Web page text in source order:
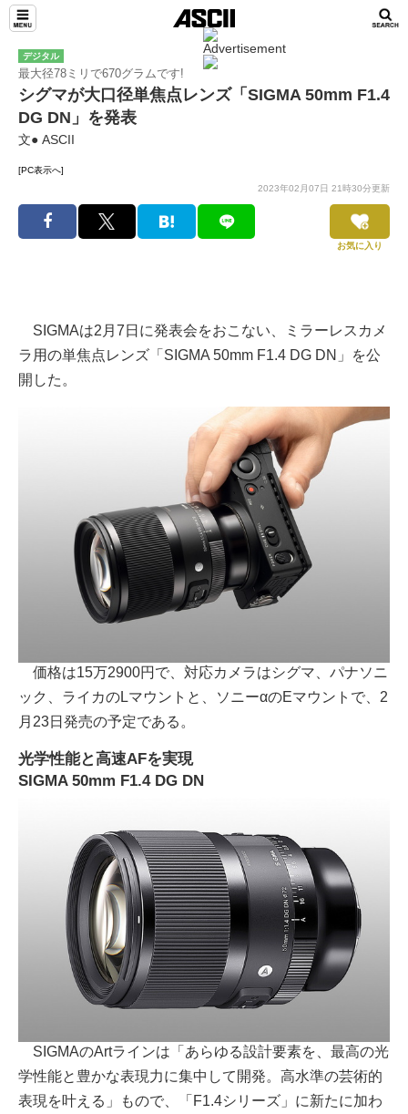
デジタル
最大径78ミリで670グラムです!
シグマが大口径単焦点レンズ「SIGMA 50mm F1.4
DG DN」を発表
文● ASCII
[PC表示へ]
2023年02月07日 21時30分更新
お気に入り
SIGMAは2月7日に発表会をおこない、ミラーレスカメ
ラ用の単焦点レンズ「SIGMA 50mm F1.4 DG DN」を公
開した。
価格は15万2900円で、対応カメラはシグマ、パナソニ
ック、ライカのLマウントと、ソニーαのEマウントで、2
月23日発売の予定である。
光学性能と高速AFを実現
SIGMA 50mm F1.4 DG DN
SIGMAのArtラインは「あらゆる設計要素を、最高の光
学性能と豊かな表現力に集中して開発。高水準の芸術的
表現を叶える」もので、「F1.4シリーズ」に新たに加わ